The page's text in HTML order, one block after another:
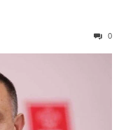
0